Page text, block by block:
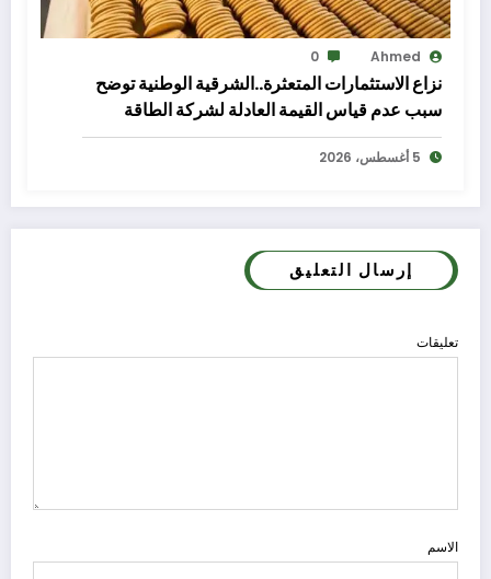
Ahmed
0
نزاع الاستثمارات المتعثرة..الشرقية الوطنية توضح
سبب عدم قياس القيمة العادلة لشركة الطاقة
5 أغسطس، 2026
إرسال التعليق
تعليقات
الاسم